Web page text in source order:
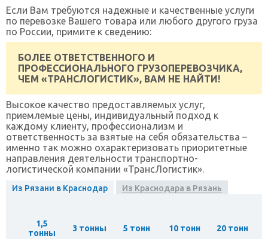
Если Вам требуются надежные и качественные услуги
по перевозке Вашего товара или любого другого груза
по России, примите к сведению:
БОЛЕЕ ОТВЕТСТВЕННОГО И
ПРОФЕССИОНАЛЬНОГО ГРУЗОПЕРЕВОЗЧИКА,
ЧЕМ «ТРАНСЛОГИСТИК», ВАМ НЕ НАЙТИ!
Высокое качество предоставляемых услуг,
приемлемые цены, индивидуальный подход к
каждому клиенту, профессионализм и
ответственность за взятые на себя обязательства –
именно так можно охарактеризовать приоритетные
направления деятельности транспортно-
логистической компании «ТрансЛогистик».
Из Рязани в Краснодар Из Краснодара в Рязань
1,5
тонны
3 тонны 5 тонн 10 тонн 20 тонн